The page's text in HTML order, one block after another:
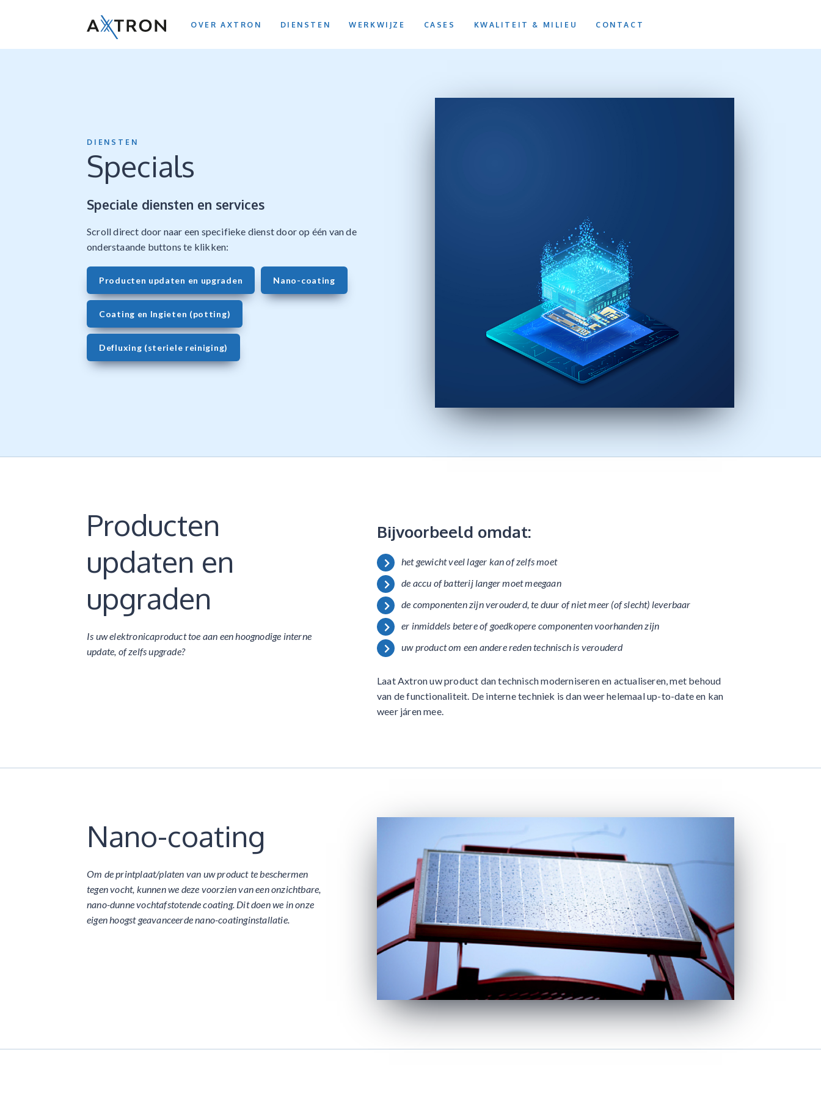
OVER AXTRON DIENSTEN WERKWIJZE CASES KWALITEIT & MILIEU CONTACT
DIENSTEN
Specials
Speciale diensten en services
Scroll direct door naar een specifieke dienst door op één van de
onderstaande buttons te klikken:
Producten updaten en upgraden Nano-coating
Coating en Ingieten (potting)
Defluxing (steriele reiniging)
Producten
updaten en
upgraden
Is uw elektronicaproduct toe aan een hoognodige interne
update, of zelfs upgrade?
Bijvoorbeeld omdat:
het gewicht veel lager kan of zelfs moet
de accu of batterij langer moet meegaan
de componenten zijn verouderd, te duur of niet meer (of slecht) leverbaar
er inmiddels betere of goedkopere componenten voorhanden zijn
uw product om een andere reden technisch is verouderd
Laat Axtron uw product dan technisch moderniseren en actualiseren, met behoud
van de functionaliteit. De interne techniek is dan weer helemaal up-to-date en kan
weer járen mee.
Nano-coating
Om de printplaat/platen van uw product te beschermen
tegen vocht, kunnen we deze voorzien van een onzichtbare,
nano-dunne vochtafstotende coating. Dit doen we in onze
eigen hoogst geavanceerde nano-coatinginstallatie.